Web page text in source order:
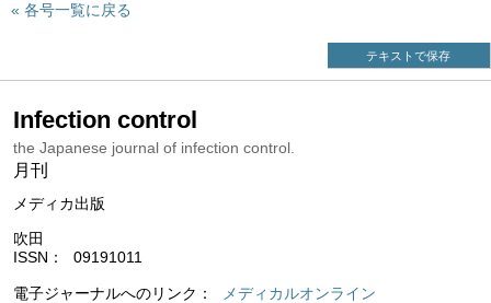
各号一覧に戻る
テキストで保存
Infection control
the Japanese journal of infection control.
月刊
メディカ出版
吹田
ISSN
09191011
電子ジャーナルへのリンク メディカルオンライン